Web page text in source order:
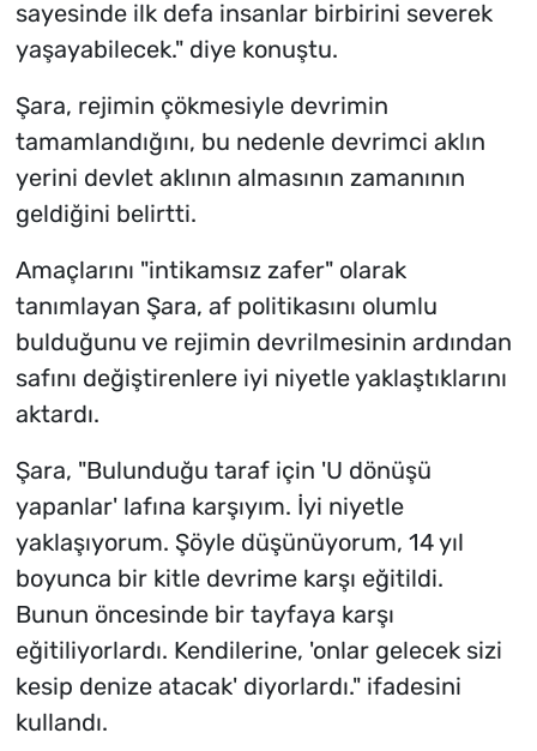
sayesinde ilk defa insanlar birbirini severek
yaşayabilecek." diye konuştu.
Şara, rejimin çökmesiyle devrimin
tamamlandığını, bu nedenle devrimci aklın
yerini devlet aklının almasının zamanının
geldiğini belirtti.
Amaçlarını "intikamsız zafer" olarak
tanımlayan Şara, af politikasını olumlu
bulduğunu ve rejimin devrilmesinin ardından
safını değiştirenlere iyi niyetle yaklaştıklarını
aktardı.
Şara, "Bulunduğu taraf için 'U dönüşü
yapanlar' lafına karşıyım. İyi niyetle
yaklaşıyorum. Şöyle düşünüyorum, 14 yıl
boyunca bir kitle devrime karşı eğitildi.
Bunun öncesinde bir tayfaya karşı
eğitiliyorlardı. Kendilerine, 'onlar gelecek sizi
kesip denize atacak' diyorlardı." ifadesini
kullandı.